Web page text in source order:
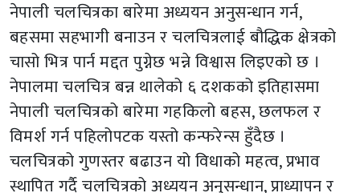
नेपाली चलचित्रका बारेमा अध्ययन अनुसन्धान गर्न,
बहसमा सहभागी बनाउन र चलचित्रलाई बौद्धिक क्षेत्रको
चासो भित्र पार्न मद्दत पुग्नेछ भन्ने विश्वास लिइएको छ ।
नेपालमा चलचित्र बन्न थालेको ६ दशकको इतिहासमा
नेपाली चलचित्रको बारेमा गहकिलो बहस, छलफल र
विमर्श गर्न पहिलोपटक यस्तो कन्फरेन्स हुँदैछ ।
चलचित्रको गुणस्तर बढाउन यो विधाको महत्व, प्रभाव
स्थापित गर्दै चलचित्रको अध्ययन अनुसन्धान, प्राध्यापन र